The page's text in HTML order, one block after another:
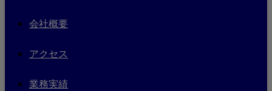
会社概要
アクセス
業務実績